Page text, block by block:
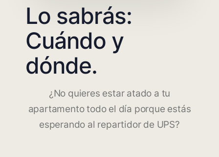
Lo sabrás:
Cuándo y
dónde.
¿No quieres estar atado a tu
apartamento todo el día porque estás
esperando al repartidor de UPS?